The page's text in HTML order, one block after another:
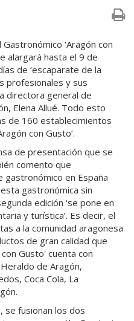
‘Aragón con
alargará hasta el 9 de
de ‘escaparate de la
profesionales y sus
directora general de
Elena Allué. Todo esto
de 160 establecimientos
con Gusto’.
de presentación que se
comento que
en España
gastronómica sin
edición ‘se pone en
y turística’. Es decir, el
a la comunidad aragonesa
de gran calidad que
Gusto' cuenta con
de Aragón,
Coca Cola, La
se fusionan los dos